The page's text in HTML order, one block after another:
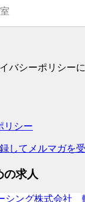
バシーポリシーに
リシー
の求人